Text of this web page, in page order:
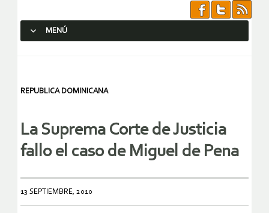
MENÚ
REPUBLICA DOMINICANA
La Suprema Corte de Justicia
fallo el caso de Miguel de Pena
13 SEPTIEMBRE, 2010